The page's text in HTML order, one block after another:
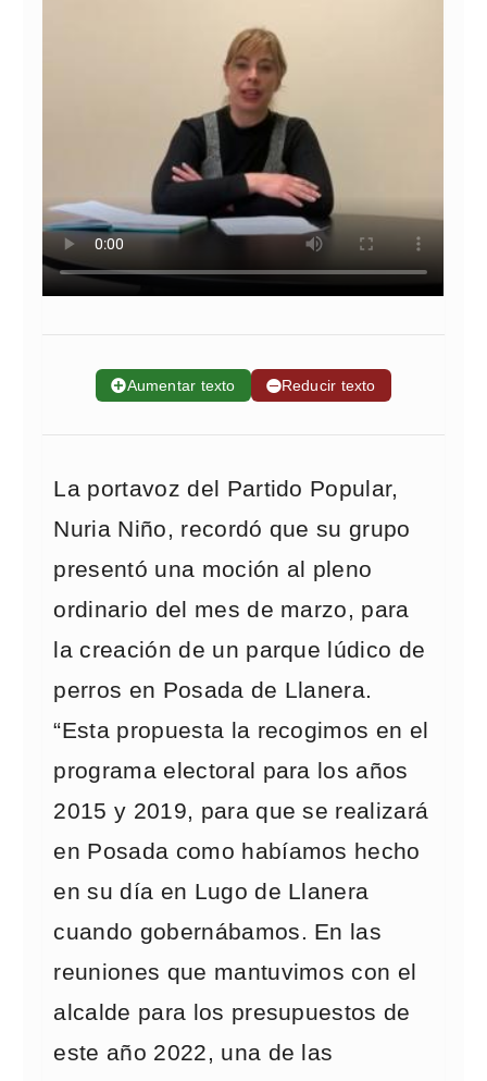
➕Aumentar texto ➖Reducir texto
La portavoz del Partido Popular,
Nuria Niño, recordó que su grupo
presentó una moción al pleno
ordinario del mes de marzo, para
la creación de un parque lúdico de
perros en Posada de Llanera.
“Esta propuesta la recogimos en el
programa electoral para los años
2015 y 2019, para que se realizará
en Posada como habíamos hecho
en su día en Lugo de Llanera
cuando gobernábamos. En las
reuniones que mantuvimos con el
alcalde para los presupuestos de
este año 2022, una de las